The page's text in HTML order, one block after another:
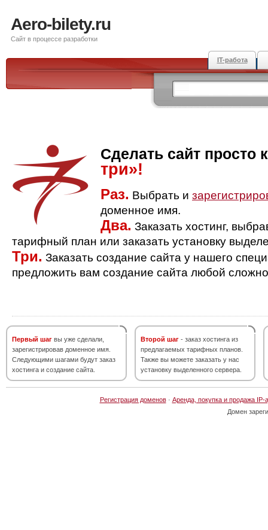
Aero-bilety.ru
Сайт в процессе разработки
IT-работа
Сделать сайт просто
три»!
Раз. Выбрать и
доменное имя.
Два. Заказать хостинг,
тарифный план или заказать установку
Три. Заказать создание сайта у нашего
предложить вам создание сайта любой
Первый шаг вы уже сделали,
зарегистрировав доменное имя.
Следующими шагами будут заказ
хостинга и создание сайта.
Второй шаг - заказ хостинга из
предлагаемых тарифных планов.
Также вы можете заказать у нас
установку выделенного сервера.
Регистрация доменов· Аренда, покупка и продажа IP-
Домен